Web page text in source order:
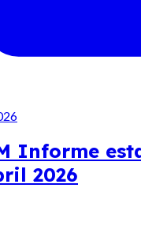
Informe
2026